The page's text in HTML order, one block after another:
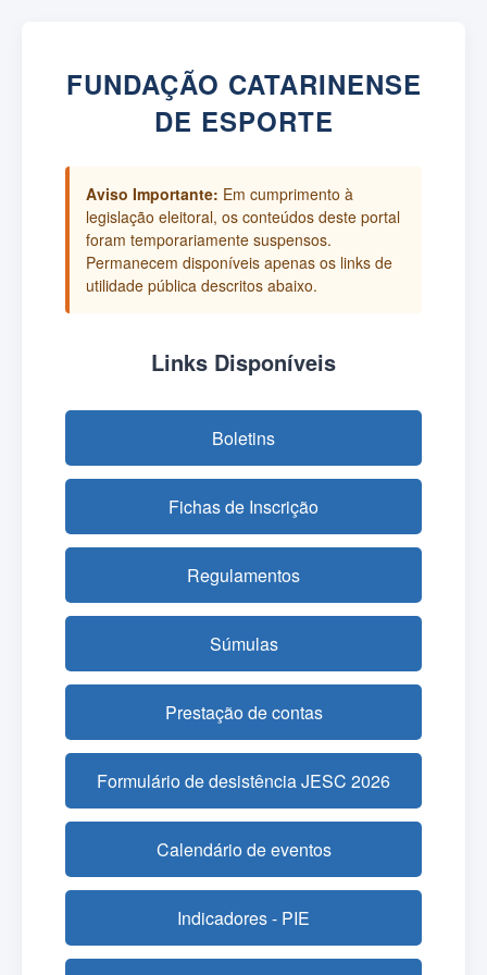
FUNDAÇÃO CATARINENSE
DE ESPORTE
Aviso Importante: Em cumprimento à
legislação eleitoral, os conteúdos deste portal
foram temporariamente suspensos.
Permanecem disponíveis apenas os links de
utilidade pública descritos abaixo.
Links Disponíveis
Boletins
Fichas de Inscrição
Regulamentos
Súmulas
Prestação de contas
Formulário de desistência JESC 2026
Calendário de eventos
Indicadores - PIE